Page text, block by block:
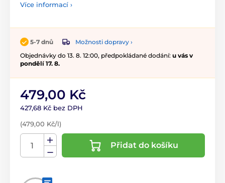
Více informací ›
5-7 dnů
Možnosti dopravy ›
Objednávky do 13. 8. 12:00, předpokládané dodání: u vás v
pondělí 17. 8.
479,00 Kč
427,68 Kč bez DPH
(479,00 Kč/l)
Přidat do košíku